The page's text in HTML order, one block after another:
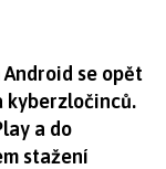
se opět
kyberzločinců.
a do
stažení